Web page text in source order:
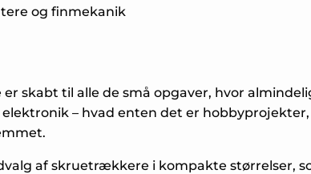
og finmekanik
skabt til alle de små opgaver, hvor
– hvad enten det er
af skruetrækkere i kompakte størrelser,